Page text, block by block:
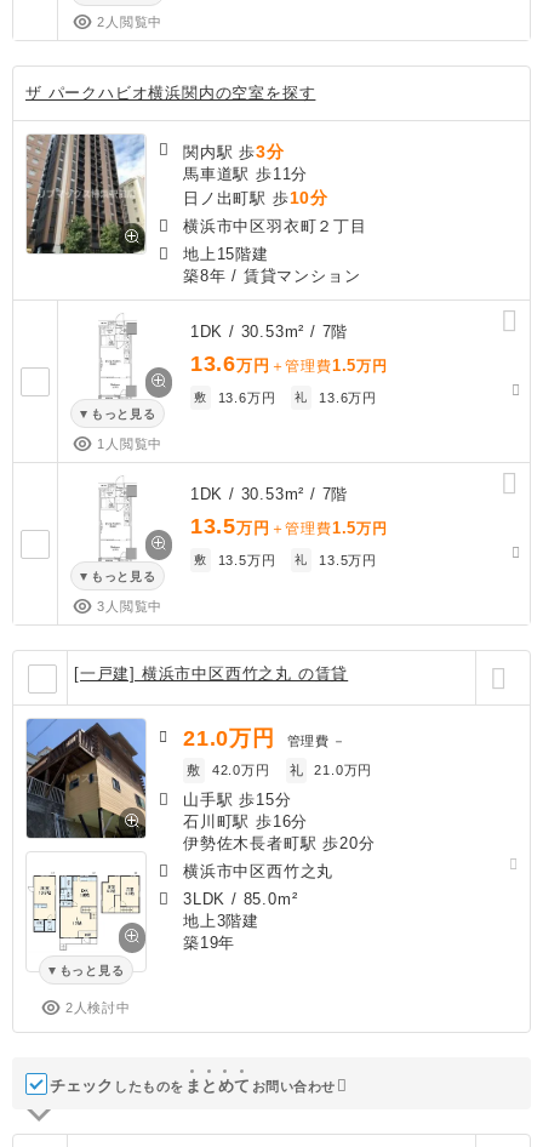
2人閲覧中
ザ パークハビオ横浜関内の空室を探す
関内駅 歩3分
馬車道駅 歩11分
日ノ出町駅 歩10分
横浜市中区羽衣町２丁目
地上15階建
築8年 / 賃貸マンション
もっと見る
1人閲覧中
1DK / 30.53m² / 7階
13.6万円 ＋管理費1.5万円
敷 13.6万円 礼 13.6万円
もっと見る
3人閲覧中
1DK / 30.53m² / 7階
13.5万円 ＋管理費1.5万円
敷 13.5万円 礼 13.5万円
[一戸建] 横浜市中区西竹之丸 の賃貸
もっと見る
2人検討中
21.0万円 管理費 －
敷
42.0万円 礼 21.0万円
山手駅 歩15分
石川町駅 歩16分
伊勢佐木長者町駅 歩20分
横浜市中区西竹之丸
3LDK / 85.0m²
地上3階建
築19年
チェック したものを ま と めて お問い合わせ